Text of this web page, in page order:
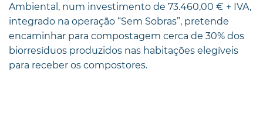
Ambiental, num investimento de 73.460,00 € + IVA,
integrado na operação “Sem Sobras”, pretende
encaminhar para compostagem cerca de 30% dos
biorresíduos produzidos nas habitações elegíveis
para receber os compostores.